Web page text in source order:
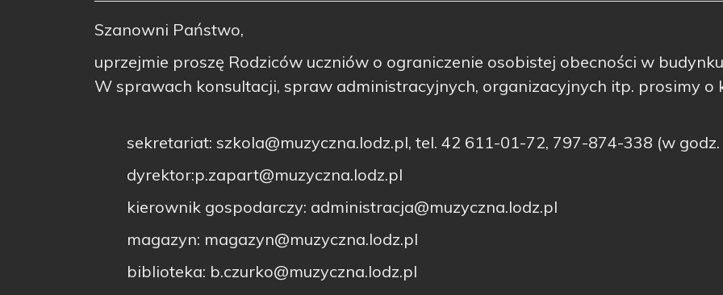
Szanowni Państwo,
uprzejmie proszę Rodziców uczniów o ograniczenie osobistej obecności w
W sprawach konsultacji, spraw administracyjnych, organizacyjnych itp. prosimy
sekretariat: szkola@muzyczna.lodz.pl, tel. 42 611-01-72, 797-874-338 (w
dyrektor:p.zapart@muzyczna.lodz.pl
kierownik gospodarczy: administracja@muzyczna.lodz.pl
magazyn: magazyn@muzyczna.lodz.pl
biblioteka: b.czurko@muzyczna.lodz.pl